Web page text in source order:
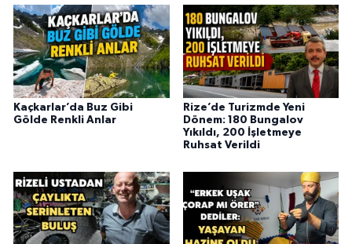
Kaçkarlar’da Buz Gibi
Gölde Renkli Anlar
Rize’de Turizmde Yeni
Dönem: 180 Bungalov
Yıkıldı, 200 İşletmeye
Ruhsat Verildi